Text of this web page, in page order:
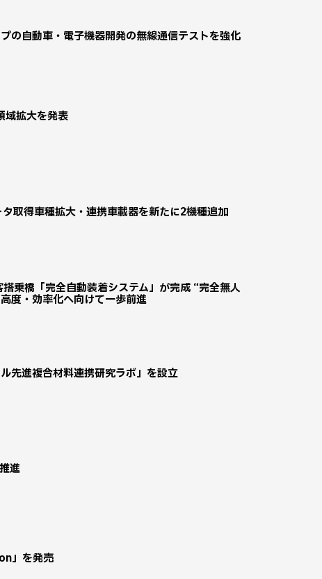
の自動車・電子機器開発の無線通信テストを強化
域拡大を発表
取得車種拡大・連携車載器を新たに2機種追加
乗橋「完全自動装着システム」が完成 “完全無人
度・効率化へ向けて一歩前進
先進複合材料連携研究ラボ」を設立
進
」を発売